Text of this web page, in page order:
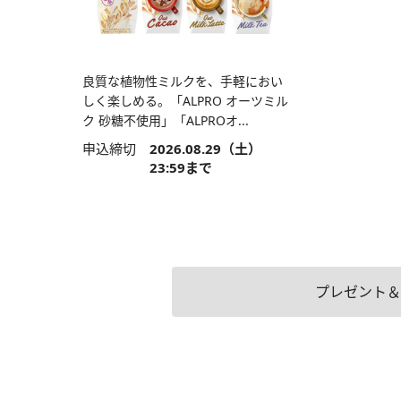
良質な植物性ミルクを、手軽におい
しく楽しめる。「ALPRO オーツミル
ク 砂糖不使用」「ALPROオ...
申込締切 2026.08.29（土）
23:59まで
プレゼント